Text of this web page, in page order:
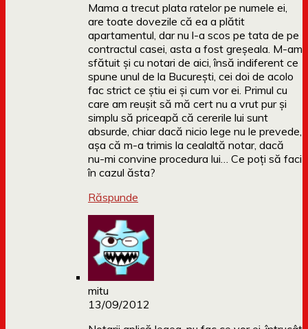
Mama a trecut plata ratelor pe numele ei,
are toate dovezile că ea a plătit
apartamentul, dar nu l-a scos pe tata de pe
contractul casei, asta a fost greșeala. M-am
sfătuit și cu notari de aici, însă indiferent ce
spune unul de la București, cei doi de acolo
fac strict ce știu ei și cum vor ei. Primul cu
care am reușit să mă cert nu a vrut pur și
simplu să priceapă că cererile lui sunt
absurde, chiar dacă nicio lege nu le prevede,
așa că m-a trimis la cealaltă notar, dacă
nu-mi convine procedura lui… Ce poți să faci
în cazul ăsta?
Răspunde
mitu
13/09/2012